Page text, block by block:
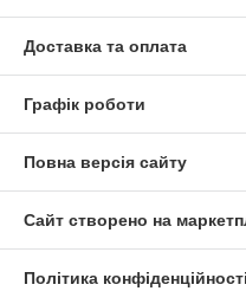
Доставка та оплата
Графік роботи
Повна версія сайту
Сайт створено на
Політика конфіденційності